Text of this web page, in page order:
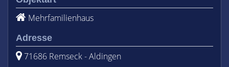
Mehrfamilienhaus
Adresse
71686 Remseck - Aldingen